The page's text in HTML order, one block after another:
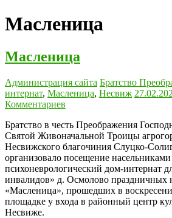
Масленица
Масленица
Администрация сайта Братство
интернат, Масленица, Несвиж
Комментариев
Братство в честь Преображения
Святой Живоначальной Троицы
Несвижского благочиния Слуцко-
организовало посещение
психоневрологический дом-интернат
инвалидов» д. Осмолово праздничных
«Масленица», прошедших в
площадке у входа в районный центр
Несвиже.